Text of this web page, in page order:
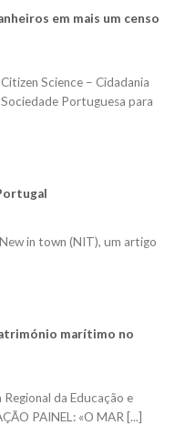
em mais um censo
Science – Cidadania
Portuguesa para
in town (NIT), um artigo
marítimo no
da Educação e
PAINEL: «O MAR [...]